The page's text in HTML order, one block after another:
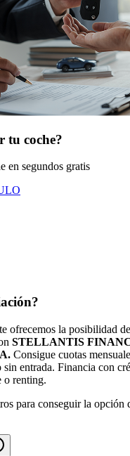
tu coche?
en segundos gratis
ofrecemos la posibilidad
STELLANTIS
Consigue cuotas
sin entrada. Financia con
o renting.
para conseguir la opción